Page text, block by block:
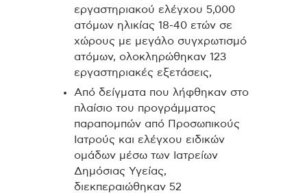
εργαστηριακού ελέγχου 5,000
ατόμων ηλικίας 18-40 ετών σε
χώρους με μεγάλο συγχρωτισμό
ατόμων, ολοκληρώθηκαν 123
εργαστηριακές εξετάσεις,
Από δείγματα που λήφθηκαν στο
πλαίσιο του προγράμματος
παραπομπών από Προσωπικούς
Ιατρούς και ελέγχου ειδικών
ομάδων μέσω των Ιατρείων
Δημόσιας Υγείας,
διεκπεραιώθηκαν 52